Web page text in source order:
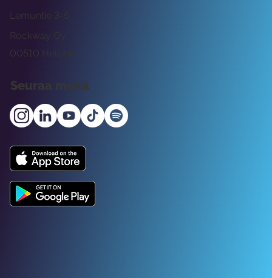
Rockway Oy
Lemuntie 3-5
00510 Helsinki
Seuraa meitä